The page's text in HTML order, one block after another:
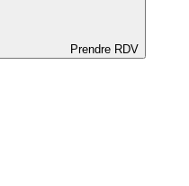
Prendre RDV